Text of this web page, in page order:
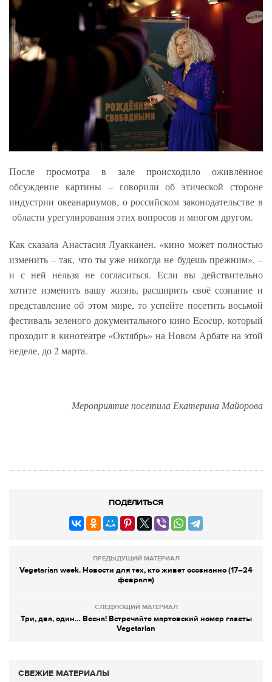
После просмотра в зале происходило оживлённое
обсуждение картины – говорили об этической стороне
индустрии океанариумов, о российском законодательстве в
области урегулирования этих вопросов и многом другом.
Как сказала Анастасия Луакканен, «кино может полностью
изменить – так, что ты уже никогда не будешь прежним», –
и с ней нельзя не согласиться. Если вы действительно
хотите изменить вашу жизнь, расширить своё сознание и
представление об этом мире, то успейте посетить восьмой
фестиваль зеленого документального кино Ecocup, который
проходит в кинотеатре «Октябрь» на Новом Арбате на этой
неделе, до 2 марта.
Мероприятие посетила Екатерина Майорова
ПОДЕЛИТЬСЯ
ПРЕДЫДУЩИЙ МАТЕРИАЛ
Vegetarian week. Новости для тех, кто живет осознанно (17–24
февраля)
СЛЕДУЮЩИЙ МАТЕРИАЛ
Три, два, один… Весна! Встречайте мартовский номер газеты
Vegetarian
СВЕЖИЕ МАТЕРИАЛЫ